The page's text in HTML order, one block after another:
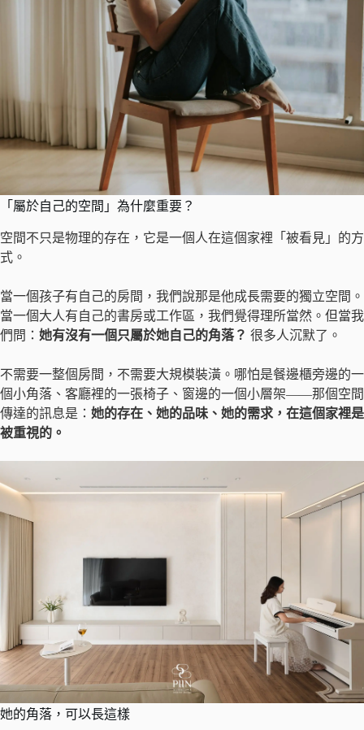
「屬於自己的空間」為什麼重要？
空間不只是物理的存在，它是一個人在這個家裡「被看見」的方
式。
當一個孩子有自己的房間，我們說那是他成長需要的獨立空間。
當一個大人有自己的書房或工作區，我們覺得理所當然。但當我
們問： 她有沒有一個只屬於她自己的角落？ 很多人沉默了。
不需要一整個房間，不需要大規模裝潢。哪怕是餐邊櫃旁邊的一
個小角落、客廳裡的一張椅子、窗邊的一個小層架——那個空間
傳達的訊息是： 她的存在、她的品味、她的需求，在這個家裡是
被重視的。
她的角落，可以長這樣